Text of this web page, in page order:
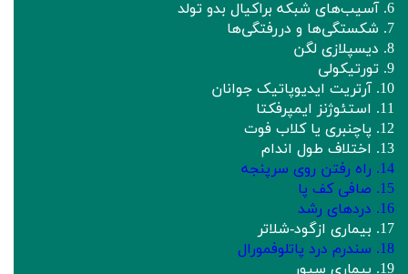
6. آسیب‌های شبکه براکیال بدو تولد
7. شکستگی‌ها و دررفتگی‌ها
8. دیسپلازی لگن
9. تورتیکولی
10. آرتریت ایدیوپاتیک جوانان
11. استئوژنز ایمپرفکتا
12. پاچنبری یا کلاب فوت
13. اختلاف طول اندام
14. راه رفتن روی سرپنجه
15. صافی کف پا
16. دردهای رشد
17. بیماری ازگود-شلاتر
18. سندرم درد پاتلوفمورال
19. بیماری سیور